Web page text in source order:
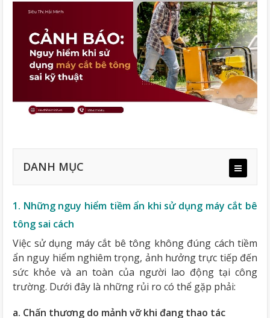
DANH MỤC
a. Chấn thương do mảnh vỡ khi đang thao tác
b. Tai nạn lao động
c. Giật điện, rò rỉ điện từ máy cắt (đối với dòng máy
cắt bê tông chạy điện)
d. Mất kiểm soát máy cắt bê tông cỡ lớn khi vận
hành
1. Những nguy hiểm tiềm ẩn khi sử dụng máy cắt bê
tông sai cách
Việc sử dụng máy cắt bê tông không đúng cách tiềm
ẩn nguy hiểm nghiêm trọng, ảnh hưởng trực tiếp đến
sức khỏe và an toàn của người lao động tại công
trường. Dưới đây là những rủi ro có thể gặp phải:
a. Chấn thương do mảnh vỡ khi đang thao tác